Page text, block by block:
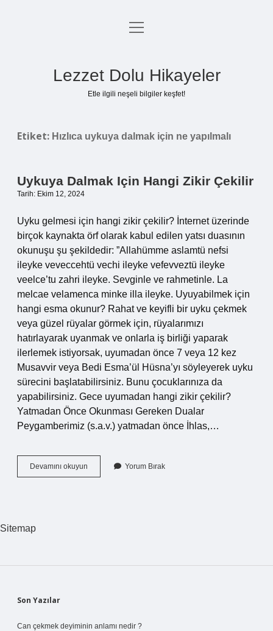
Anasayfa
menüyü
Lezzet Dolu Hikayeler
Etle ilgili neşeli bilgiler keşfet!
Etiket: Hızlıca uykuya dalmak için ne yapılmalı
Uykuya Dalmak Için Hangi Zikir Çekilir
Tarih: Ekim 12, 2024
Uyku gelmesi için hangi zikir çekilir? İnternet üzerinde
birçok kaynakta örf olarak kabul edilen yatsı duasının
okunuşu şu şekildedir: ”Allahümme aslamtü nefsi
ileyke veveccehtü vechi ileyke vefevveztü ileyke
veelce’tu zahri ileyke. Sevginle ve rahmetinle. La
melcae velamenca minke illa ileyke. Uyuyabilmek için
hangi esma okunur? Rahat ve keyifli bir uyku çekmek
veya güzel rüyalar görmek için, rüyalarımızı
hatırlayarak uyanmak ve onlarla iş birliği yaparak
ilerlemek istiyorsak, uyumadan önce 7 veya 12 kez
Musavvir veya Bedi Esma’ül Hüsna’yı söyleyerek uyku
sürecini başlatabilirsiniz. Bunu çocuklarınıza da
yapabilirsiniz. Gece uyumadan hangi zikir çekilir?
Yatmadan Önce Okunması Gereken Dualar
Peygamberimiz (s.a.v.) yatmadan önce İhlas,…
Devamını okuyun
Dalmak
Yorum Bırak
Sitemap
Sidebar
Son Yazılar
Can çekmek deyiminin anlamı nedir ?